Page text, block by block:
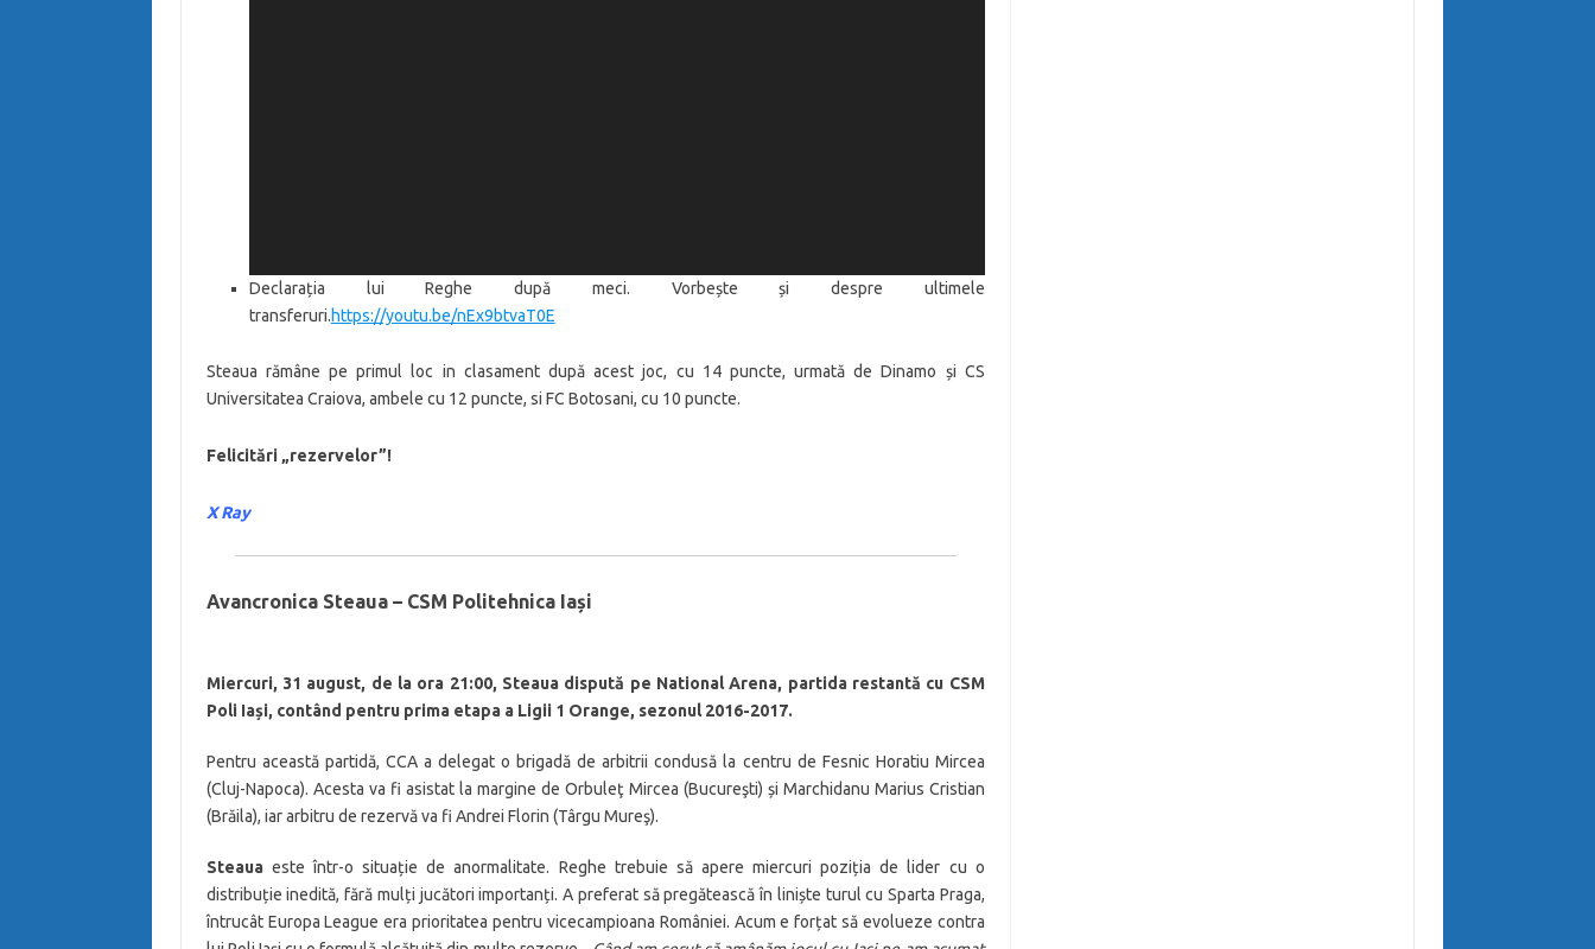
Declarația lui Reghe după meci. Vorbește și despre ultimele
transferuri.https://youtu.be/nEx9btvaT0E
Steaua rămâne pe primul loc in clasament după acest joc, cu 14 puncte, urmată de Dinamo și CS
Universitatea Craiova, ambele cu 12 puncte, si FC Botosani, cu 10 puncte.
Felicitări „rezervelor”!
X Ray
Avancronica Steaua – CSM Politehnica Iași
Miercuri, 31 august, de la ora 21:00, Steaua dispută pe National Arena, partida restantă cu CSM
Poli Iași, contând pentru prima etapa a Ligii 1 Orange, sezonul 2016-2017.
Pentru această partidă, CCA a delegat o brigadă de arbitrii condusă la centru de Fesnic Horatiu Mircea
(Cluj-Napoca). Acesta va fi asistat la margine de Orbuleţ Mircea (Bucureşti) și Marchidanu Marius Cristian
(Brăila), iar arbitru de rezervă va fi Andrei Florin (Târgu Mureş).
Steauaeste într-o situație de anormalitate. Reghe trebuie să apere miercuri poziția de lider cu o
distribuție inedită, fără mulți jucători importanți. A preferat să pregătească în liniște turul cu Sparta Praga,
întrucât Europa League era prioritatea pentru vicecampioana României. Acum e forțat să evolueze contra